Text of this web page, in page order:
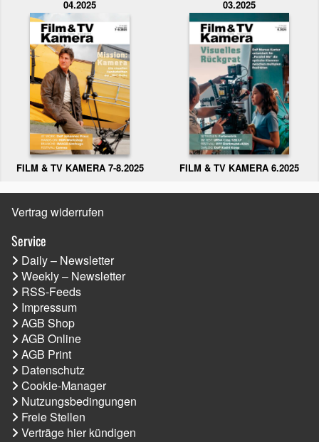
04.2025
03.2025
FILM & TV KAMERA 7-8.2025 FILM & TV KAMERA 6.2025
Vertrag widerrufen
Service
Daily – Newsletter
Weekly – Newsletter
RSS-Feeds
Impressum
AGB Shop
AGB Online
AGB Print
Datenschutz
Cookie-Manager
Nutzungsbedingungen
Freie Stellen
Verträge hier kündigen